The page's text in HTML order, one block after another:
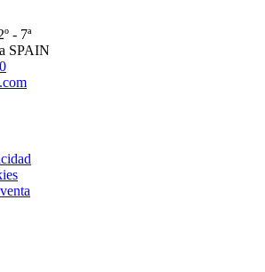
- 7ª
SPAIN